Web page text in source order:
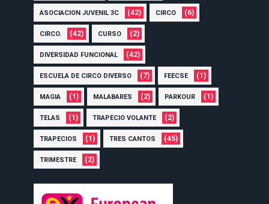
ASOCIACION JUVENIL 3C (42) CIRCO (6)
CIRCO. (42) CURSO (2)
DIVERSIDAD FUNCIONAL (42)
ESCUELA DE CIRCO DIVERSO (7) FEECSE (1)
MAGIA (1) MALABARES (2) PARKOUR (1)
TELAS (1) TRAPECIO VOLANTE (2)
TRAPECIOS (1) TRES CANTOS (45)
TRIMESTRE (2)